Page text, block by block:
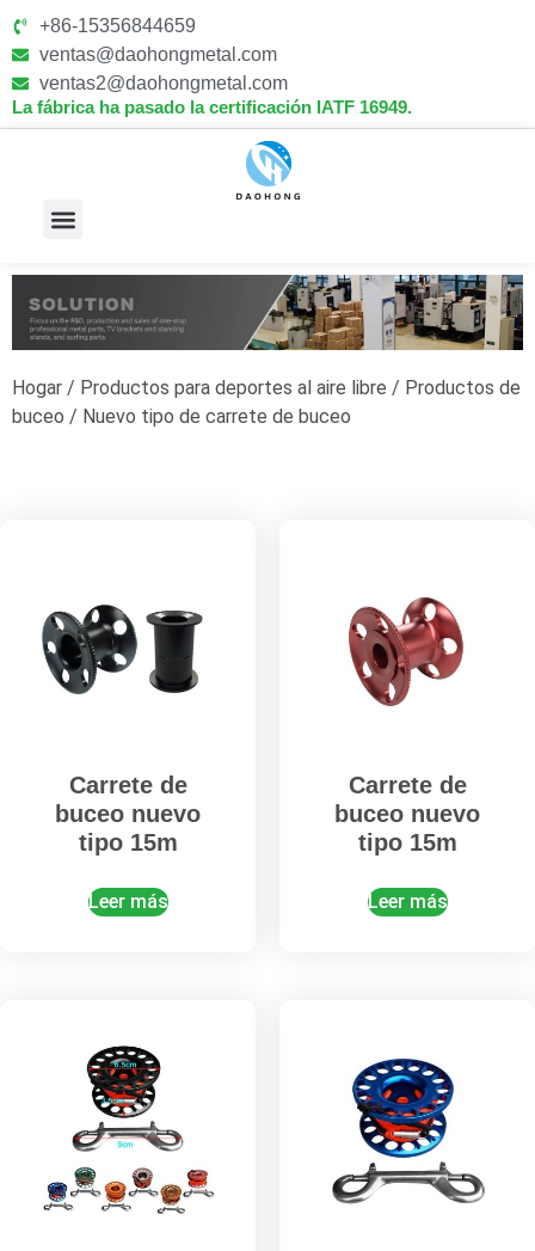
+86-15356844659
ventas@daohongmetal.com
ventas2@daohongmetal.com
La fábrica ha pasado la certificación IATF 16949.
Hogar / Productos para deportes al aire libre / Productos de
buceo / Nuevo tipo de carrete de buceo
Carrete de
buceo nuevo
tipo 15m
Leer más
Carrete de
buceo nuevo
tipo 15m
Leer más